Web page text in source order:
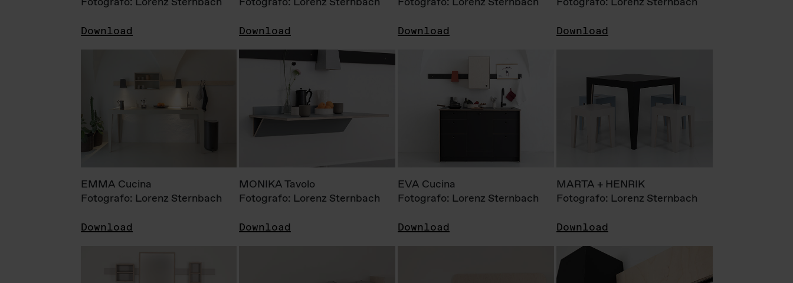
Download Download Download Download
EMMA Cucina
Fotografo: Lorenz Sternbach
Download
MONIKA Tavolo
Fotografo: Lorenz Sternbach
Download
EVA Cucina
Fotografo: Lorenz Sternbach
Download
MARTA + HENRIK
Fotografo: Lorenz Sternbach
Download